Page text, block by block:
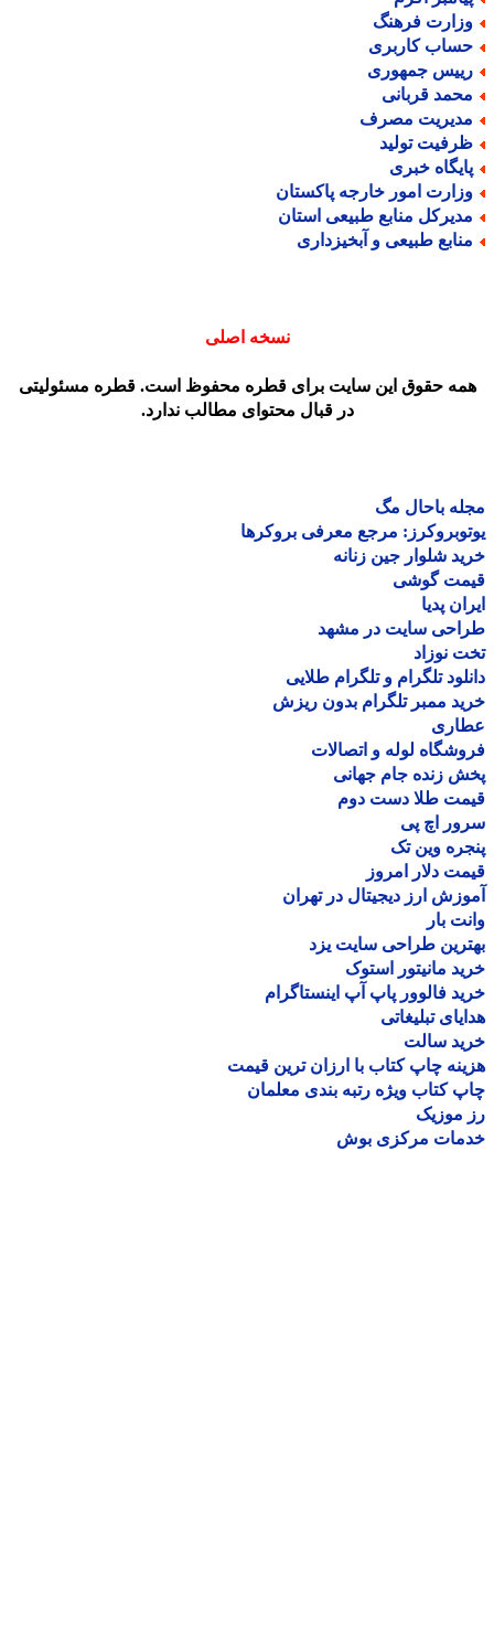
فرهنگ
کاربری
جمهوری
قربانی
مصرف
تولید
خبری
امور خارجه پاکستان
منابع طبیعی استان
طبیعی و آبخیزداری
نسخه اصلی
حقوق این سایت برای قطره محفوظ است. قطره مسئولیتی
در قبال محتوای مطالب ندارد.
باحال مگ
مرجع معرفی بروکرها
شلوار جین زنانه
گوشی
پدیا
سایت در مشهد
نوزاد
تلگرام و تلگرام طلایی
ممبر تلگرام بدون ریزش
لوله و اتصالات
زنده جام جهانی
طلا دست دوم
اچ پی
وین تک
دلار امروز
ارز دیجیتال در تهران
بار
طراحی سایت یزد
مانیتور استوک
فالوور پاپ آپ اینستاگرام
تبلیغاتی
سالت
چاپ کتاب با ارزان ترین قیمت
کتاب ویژه رتبه بندی معلمان
موزیک
مرکزی بوش